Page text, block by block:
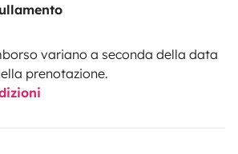
variano a seconda della data
prenotazione.